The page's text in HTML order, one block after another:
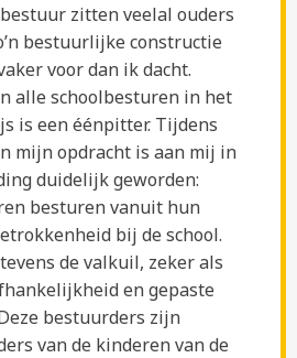
zitten veelal ouders
bestuurlijke constructie
voor dan ik dacht.
alle schoolbesturen in het
is een éénpitter. Tijdens
mijn opdracht is aan mij in
duidelijk geworden:
besturen vanuit hun
bij de school.
de valkuil, zeker als
en gepaste
bestuurders zijn
van de kinderen van de